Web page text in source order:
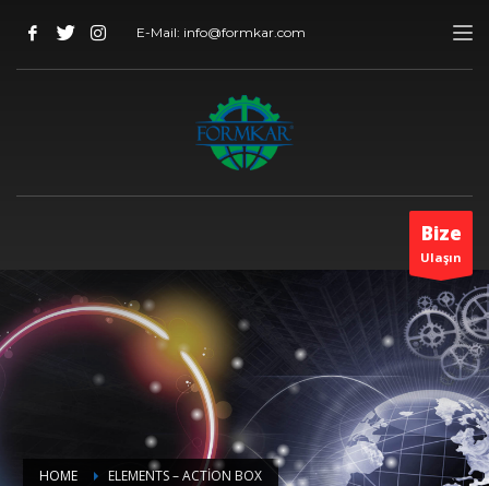
E-Mail: info@formkar.com
Bize
Ulaşın
HOME ELEMENTS – ACTION BOX